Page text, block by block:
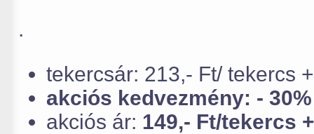
.
tekercsár: 213,- Ft/ tekercs
akciós kedvezmény: - 30%
akciós ár: 149,- Ft/tekercs